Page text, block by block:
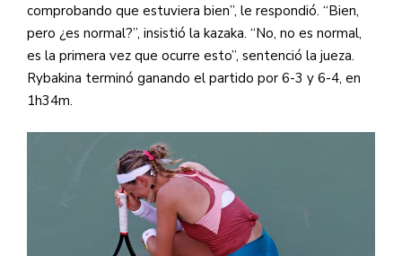
comprobando que estuviera bien”, le respondió. “Bien,
pero ¿es normal?”, insistió la kazaka. “No, no es normal,
es la primera vez que ocurre esto”, sentenció la jueza.
Rybakina terminó ganando el partido por 6-3 y 6-4, en
1h34m.